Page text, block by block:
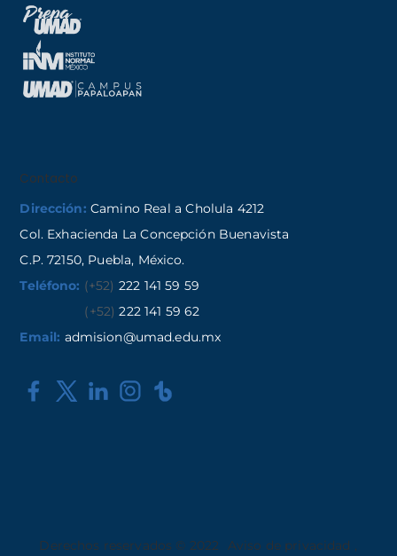
Contacto
Dirección: Camino Real a Cholula 4212
Col. Exhacienda La Concepción Buenavista
C.P. 72150, Puebla, México.
Teléfono: (+52) 222 141 59 59
(+52) 222 141 59 62
Email: admision@umad.edu.mx
Derechos reservados © 2022 Aviso de privacidad